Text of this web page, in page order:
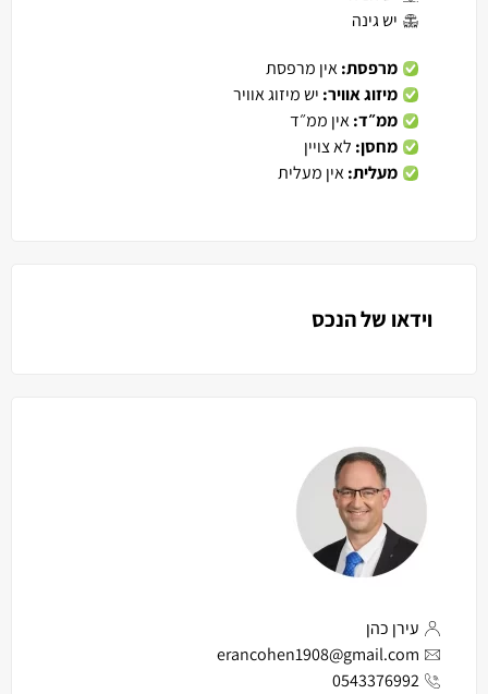
יש גינה
מרפסת:אין מרפסת
מיזוג אוויר: יש מיזוג אוויר
ממ״ד:אין ממ״ד
מחסן: לא צויין
מעלית:אין מעלית
וידאו של הנכס
עירן כהן
erancohen1908@gmail.com
0543376992